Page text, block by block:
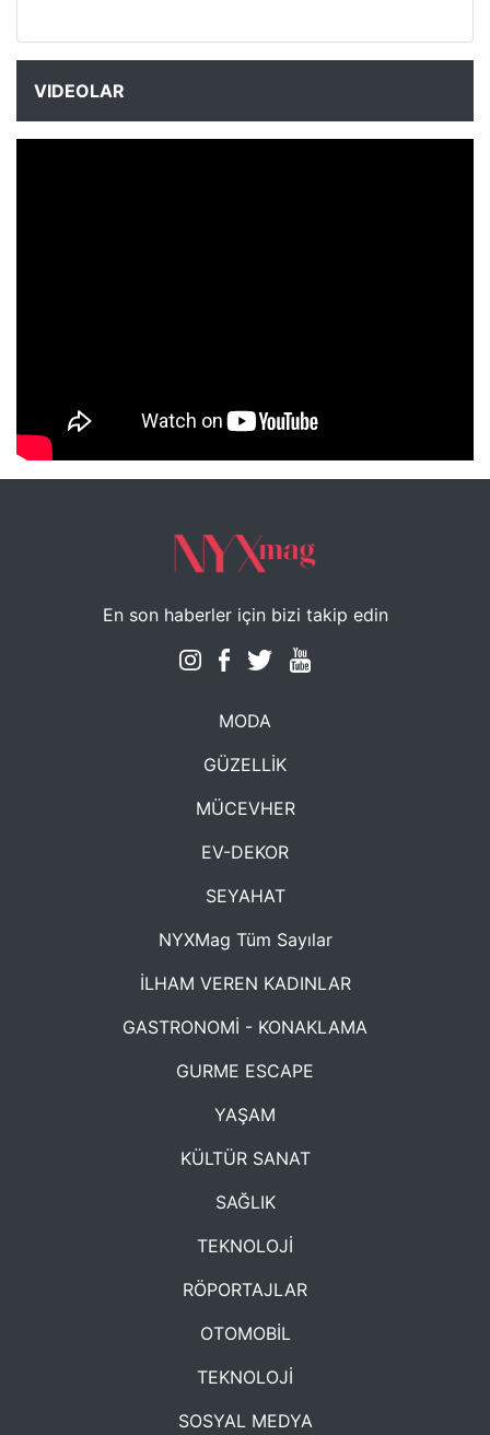
VIDEOLAR
NYXmag 2. Yaş Kutlama Etkinliği
En son haberler için bizi takip edin
MODA
GÜZELLİK
MÜCEVHER
EV-DEKOR
SEYAHAT
NYXMag Tüm Sayılar
İLHAM VEREN KADINLAR
GASTRONOMİ - KONAKLAMA
GURME ESCAPE
YAŞAM
KÜLTÜR SANAT
SAĞLIK
TEKNOLOJİ
RÖPORTAJLAR
OTOMOBİL
TEKNOLOJİ
SOSYAL MEDYA